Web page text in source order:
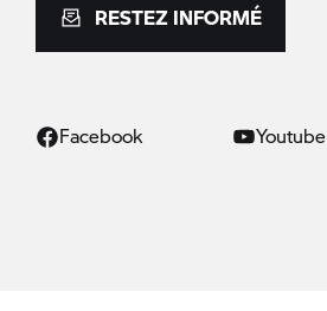
RESTEZ INFORMÉ
Facebook Youtube